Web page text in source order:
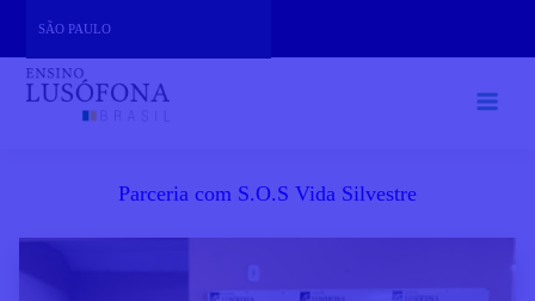
content
SÃO PAULO
Parceria com S.O.S Vida Silvestre